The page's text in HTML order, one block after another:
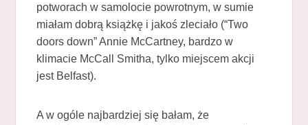
potworach w samolocie powrotnym, w sumie
miałam dobrą książkę i jakoś zleciało (“Two
doors down” Annie McCartney, bardzo w
klimacie McCall Smitha, tylko miejscem akcji
jest Belfast).
A w ogóle najbardziej się bałam, że